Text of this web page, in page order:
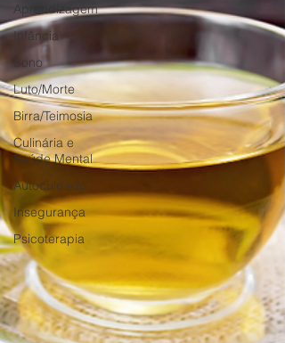
Aprendizagem
Infância
Sono
Luto/Morte
Birra/Teimosia
Culinária e
Saúde Mental
Autocuidado
Insegurança
Psicoterapia